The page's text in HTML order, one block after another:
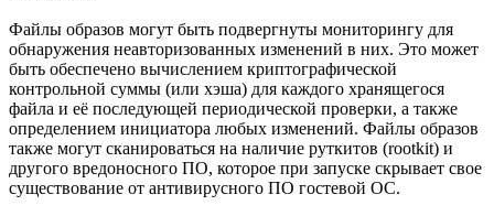
Файлы образов могут быть подвергнуты мониторингу для
обнаружения неавторизованных изменений в них. Это может
быть обеспечено вычислением криптографической
контрольной суммы (или хэша) для каждого хранящегося
файла и её последующей периодической проверки, а также
определением инициатора любых изменений. Файлы образов
также могут сканироваться на наличие руткитов (rootkit) и
другого вредоносного ПО, которое при запуске скрывает свое
существование от антивирусного ПО гостевой ОС.